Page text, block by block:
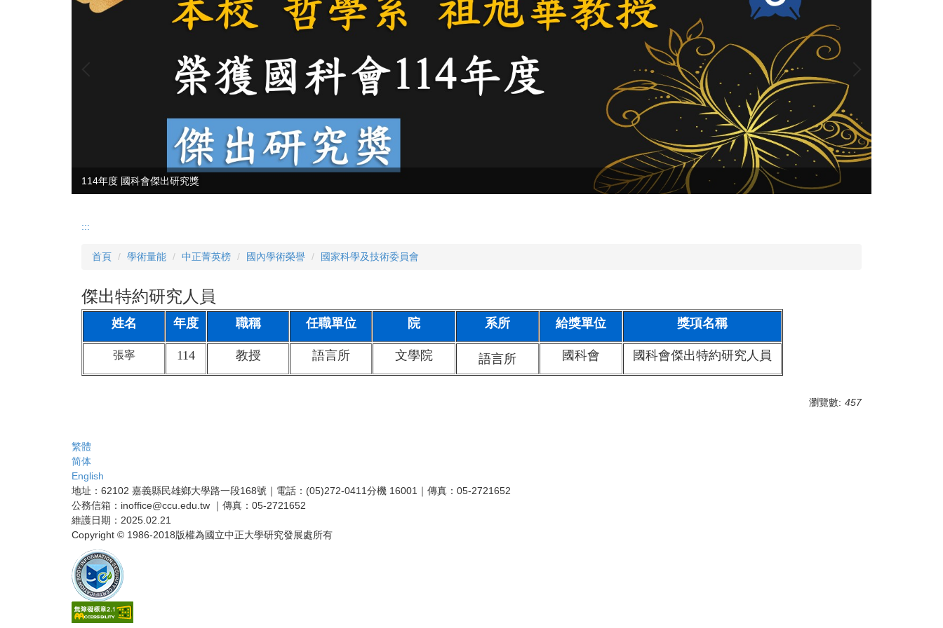
114年度 國科會傑出研究獎
:::
首頁 學術量能 中正菁英榜 國內學術榮譽 國家科學及技術委員會
傑出特約研究人員
姓名 年度 職稱 任職單位 院 系所 給獎單位 獎項名稱
張寧 114 教授 語言所 文學院 語言所 國科會 國科會傑出特約研究人員
瀏覽數: 457
繁體
简体
English
地址：62102 嘉義縣民雄鄉大學路一段168號｜電話：(05)272-0411分機 16001｜傳真：05-2721652
公務信箱：inoffice@ccu.edu.tw ｜傳真：05-2721652
維護日期：2025.02.21
Copyright © 1986-2018版權為國立中正大學研究發展處所有